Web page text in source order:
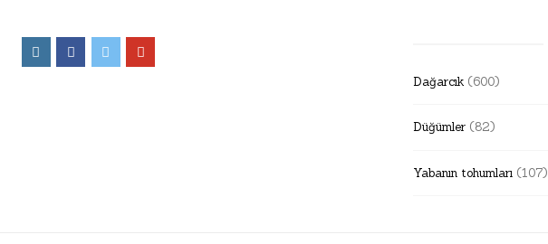
Dağarcık(600)
Düğümler(82)
Yabanın tohumları(107)